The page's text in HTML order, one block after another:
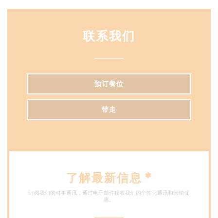
联系我们
预订餐位
带走
了解最新信息 *
订阅我们的时事通讯，通过电子邮件接收我们的个性化通讯和营销优
惠。